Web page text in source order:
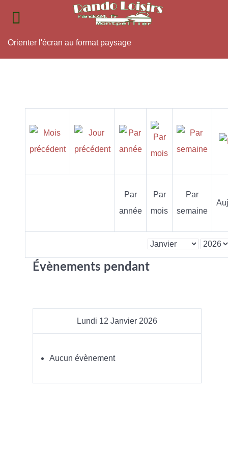
Orienter l'écran au format paysage
Par
année
Par
mois
Par
semaine
Évènements pendant
Lundi 12 Janvier 2026
Aucun évènement